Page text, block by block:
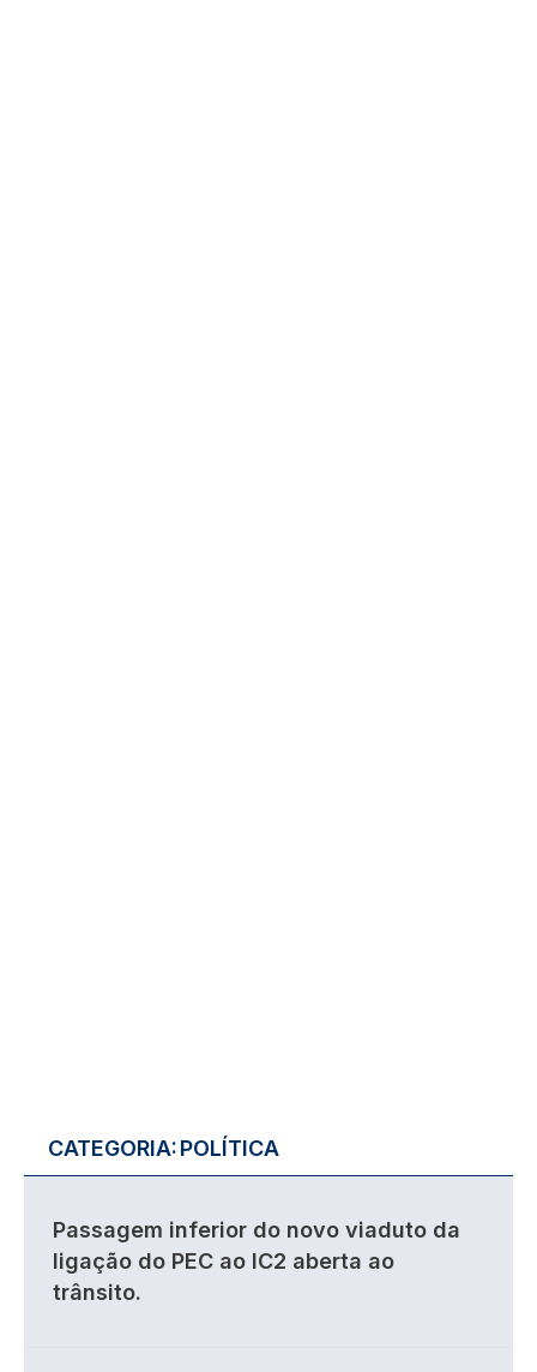
CATEGORIA:POLÍTICA
Passagem inferior do novo viaduto da
ligação do PEC ao IC2 aberta ao
trânsito.